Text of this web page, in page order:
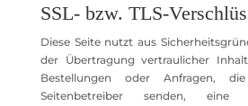
SSL- bzw. TLS-
Diese Seite nutzt aus
der Übertragung vertraulicher
Bestellungen oder Anfragen,
Seitenbetreiber senden,